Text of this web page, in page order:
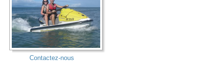
Contactez-nous